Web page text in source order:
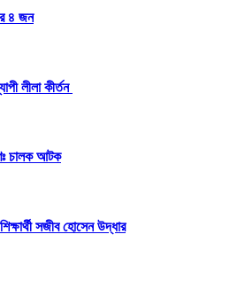
৪ জন
লীলা কীর্তন
চালক আটক
সজীব হোসেন উদ্ধার